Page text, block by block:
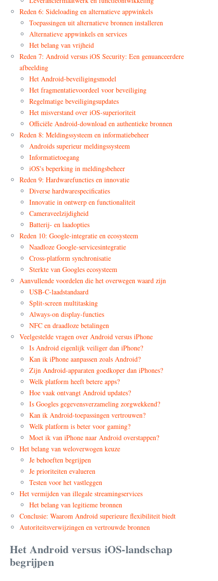
Reden 6: Sideloading en alternatieve appwinkels
Toepassingen uit alternatieve bronnen installeren
Alternatieve appwinkels en services
Het belang van vrijheid
Reden 7: Android versus iOS Security: Een genuanceerdere
afbeelding
Het Android-beveiligingsmodel
Het fragmentatievoordeel voor beveiliging
Regelmatige beveiligingsupdates
Het misverstand over iOS-superioriteit
Officiële Android-download en authentieke bronnen
Reden 8: Meldingssysteem en informatiebeheer
Androids superieur meldingssysteem
Informatietoegang
iOS's beperking in meldingsbeheer
Reden 9: Hardwarefuncties en innovatie
Diverse hardwarespecificaties
Innovatie in ontwerp en functionaliteit
Cameraveelzijdigheid
Batterij- en laadopties
Reden 10: Google-integratie en ecosysteem
Naadloze Google-servicesintegratie
Cross-platform synchronisatie
Sterkte van Googles ecosysteem
Aanvullende voordelen die het overwegen waard zijn
USB-C-laadstandaard
Split-screen multitasking
Always-on display-functies
NFC en draadloze betalingen
Veelgestelde vragen over Android versus iPhone
Is Android eigenlijk veiliger dan iPhone?
Kan ik iPhone aanpassen zoals Android?
Zijn Android-apparaten goedkoper dan iPhones?
Welk platform heeft betere apps?
Hoe vaak ontvangt Android updates?
Is Googles gegevensverzameling zorgwekkend?
Kan ik Android-toepassingen vertrouwen?
Welk platform is beter voor gaming?
Moet ik van iPhone naar Android overstappen?
Het belang van weloverwogen keuze
Je behoeften begrijpen
Je prioriteiten evalueren
Testen voor het vastleggen
Het vermijden van illegale streamingservices
Het belang van legitieme bronnen
Conclusie: Waarom Android superieure flexibiliteit biedt
Autoriteitsverwijzingen en vertrouwde bronnen
Het Android versus iOS-landschap
begrijpen